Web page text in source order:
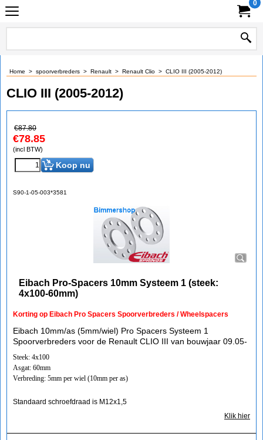
0
Home > spoorverbreders > Renault > Renault Clio > CLIO III (2005-2012)
CLIO III (2005-2012)
€87.80
€78.85
(incl BTW)
Koop nu
S90-1-05-003*3581
Eibach Pro-Spacers 10mm Systeem 1 (steek:
4x100-60mm)
Korting op Eibach Pro Spacers Spoorverbreders / Wheelspacers
Eibach 10mm/as (5mm/wiel) Pro Spacers Systeem 1
Spoorverbreders voor de Renault CLIO III van bouwjaar 09.05-
Steek: 4x100
Asgat: 60mm
Verbreding: 5mm per wiel (10mm per as)
Standaard schroefdraad is M12x1,5
Klik hier